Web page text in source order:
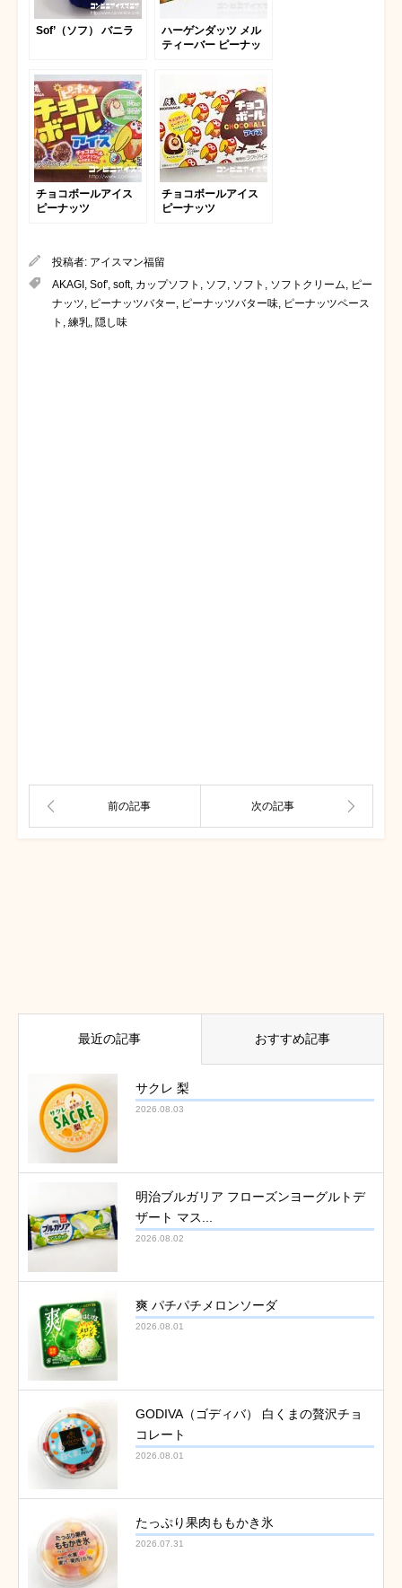
Sof’（ソフ） バニラ
ハーゲンダッツ メル
ティーバー ピーナッ
チョコボールアイス
ピーナッツ
チョコボールアイス
ピーナッツ
投稿者: アイスマン福留
AKAGI Sof' soft, カップソフト ソフ ソフト ソフトクリーム
ピー
ナッツ
ピーナッツバター ピーナッツバター味 ピーナッツペース
ト
練乳 隠し味
最近の記事 おすすめ記事
サクレ 梨
2026.08.03
明治ブルガリア フローズンヨーグルトデ
ザート マス...
2026.08.02
爽 パチパチメロンソーダ
2026.08.01
GODIVA（ゴディバ） 白くまの贅沢チョ
コレート
2026.08.01
たっぷり果肉ももかき氷
2026.07.31